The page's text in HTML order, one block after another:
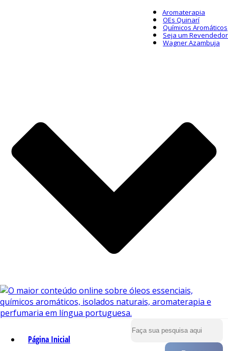
Aromaterapia
OEs Quinarí
Químicos Aromáticos
Seja um Revendedor
Wagner Azambuja
Página Inicial